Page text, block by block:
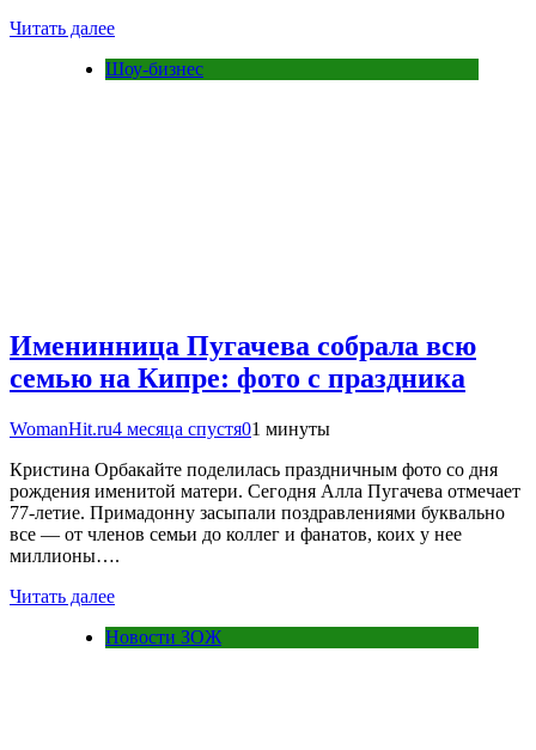
Читать далее
Шоу-бизнес
Именинница Пугачева собрала всю
семью на Кипре: фото с праздника
WomanHit.ru4 месяца спустя01 минуты
Кристина Орбакайте поделилась праздничным фото со дня
рождения именитой матери. Сегодня Алла Пугачева отмечает
77-летие. Примадонну засыпали поздравлениями буквально
все — от членов семьи до коллег и фанатов, коих у нее
миллионы….
Читать далее
Новости ЗОЖ